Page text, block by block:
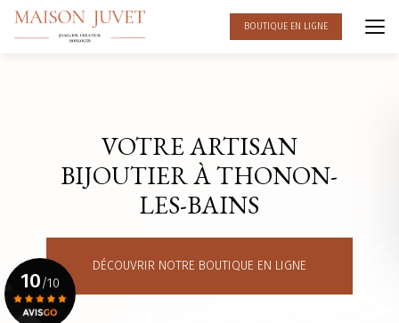
Aller
contenu
BOUTIQUE EN LIGNE
VOTRE ARTISAN
BIJOUTIER À THONON-
LES-BAINS
DÉCOUVRIR NOTRE BOUTIQUE EN LIGNE
10/10